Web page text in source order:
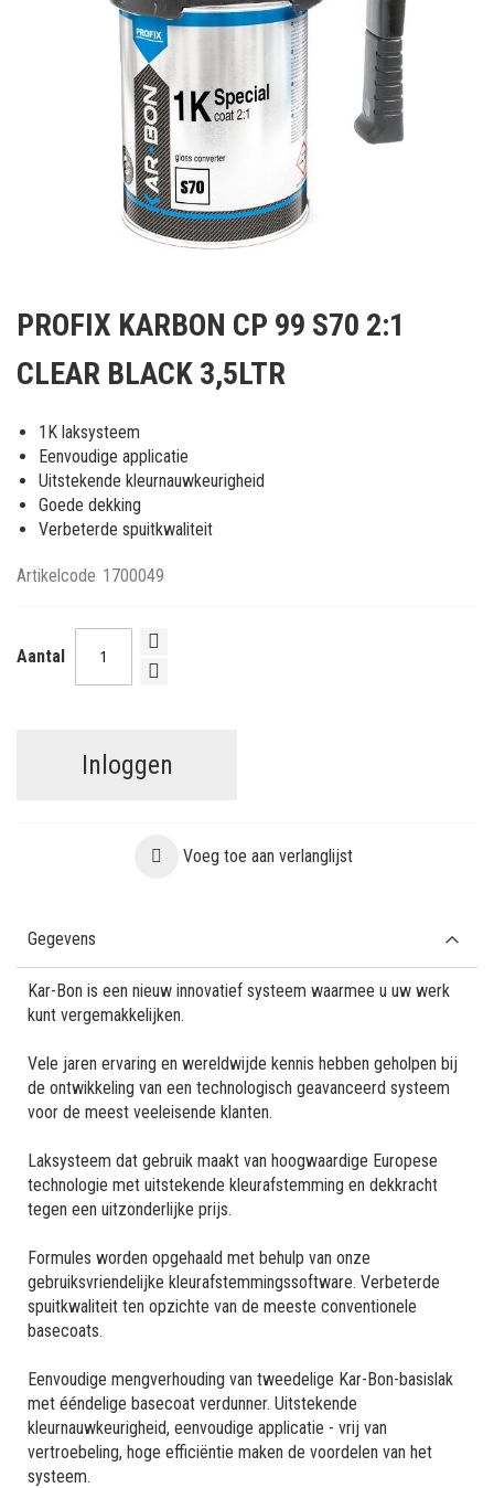
het
van
afbeeldingen-
gallerij
PROFIX KARBON CP 99 S70 2:1
CLEAR BLACK 3,5LTR
1K laksysteem
Eenvoudige applicatie
Uitstekende kleurnauwkeurigheid
Goede dekking
Verbeterde spuitkwaliteit
Artikelcode 1700049
Aantal
Inloggen
Voeg toe aan verlanglijst
Gegevens
Kar-Bon is een nieuw innovatief systeem waarmee u uw werk
kunt vergemakkelijken.
Vele jaren ervaring en wereldwijde kennis hebben geholpen bij
de ontwikkeling van een technologisch geavanceerd systeem
voor de meest veeleisende klanten.
Laksysteem dat gebruik maakt van hoogwaardige Europese
technologie met uitstekende kleurafstemming en dekkracht
tegen een uitzonderlijke prijs.
Formules worden opgehaald met behulp van onze
gebruiksvriendelijke kleurafstemmingssoftware. Verbeterde
spuitkwaliteit ten opzichte van de meeste conventionele
basecoats.
Eenvoudige mengverhouding van tweedelige Kar-Bon-basislak
met ééndelige basecoat verdunner. Uitstekende
kleurnauwkeurigheid, eenvoudige applicatie - vrij van
vertroebeling, hoge efficiëntie maken de voordelen van het
systeem.